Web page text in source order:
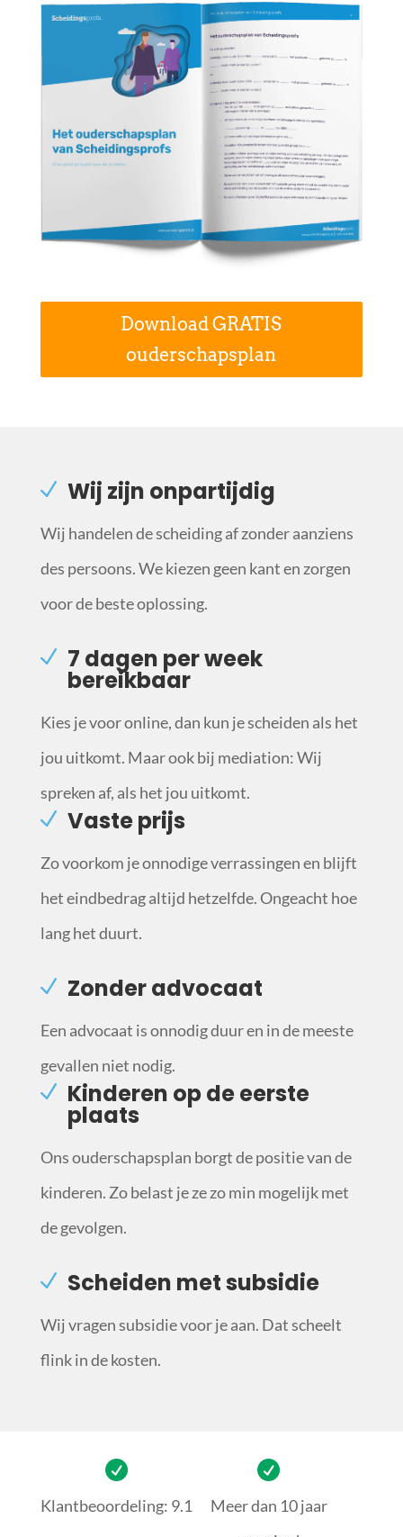
Download GRATIS
ouderschapsplan
Wij zijn onpartijdig
Wij handelen de scheiding af zonder aanziens
des persoons. We kiezen geen kant en zorgen
voor de beste oplossing.
7 dagen per week
bereikbaar
Kies je voor online, dan kun je scheiden als het
jou uitkomt. Maar ook bij mediation: Wij
spreken af, als het jou uitkomt.
Vaste prijs
Zo voorkom je onnodige verrassingen en blijft
het eindbedrag altijd hetzelfde. Ongeacht hoe
lang het duurt.
Zonder advocaat
Een advocaat is onnodig duur en in de meeste
gevallen niet nodig.
Kinderen op de eerste
plaats
Ons ouderschapsplan borgt de positie van de
kinderen. Zo belast je ze zo min mogelijk met
de gevolgen.
Scheiden met subsidie
Wij vragen subsidie voor je aan. Dat scheelt
flink in de kosten.
Klantbeoordeling: 9.1
Meer dan 10 jaar